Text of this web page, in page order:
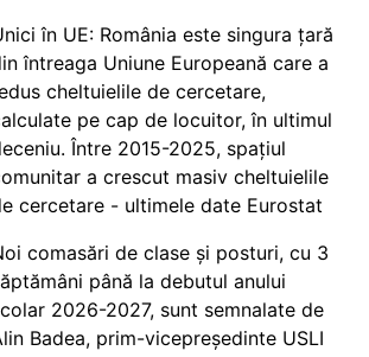
în UE: România este singura țară
întreaga Uniune Europeană care a
cheltuielile de cercetare,
pe cap de locuitor, în ultimul
Între 2015-2025, spațiul
a crescut masiv cheltuielile
cercetare - ultimele date Eurostat
comasări de clase și posturi, cu 3
până la debutul anului
2026-2027, sunt semnalate de
Badea, prim-vicepreședinte USLI